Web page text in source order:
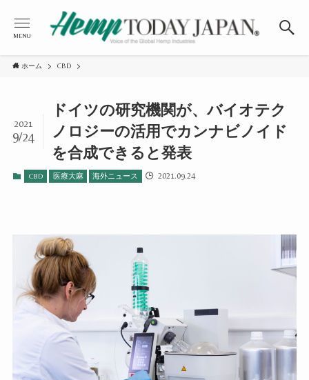
MENU
ホーム CBD
ドイツの研究機関が、バイオテク
ノロジーの活用でカンナビノイド
を合成できると発表
2021
9/24
CBD 医療大麻 海外ニュース 2021.09.24